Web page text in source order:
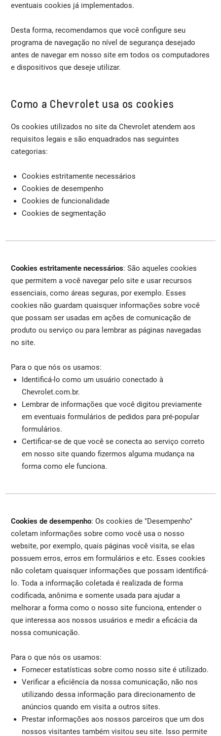
eventuais cookies já implementados.
Desta forma, recomendamos que você configure seu
programa de navegação no nível de segurança desejado
antes de navegar em nosso site em todos os computadores
e dispositivos que deseje utilizar.
Como a Chevrolet usa os cookies
Os cookies utilizados no site da Chevrolet atendem aos
requisitos legais e são enquadrados nas seguintes
categorias:
Cookies estritamente necessários
Cookies de desempenho
Cookies de funcionalidade
Cookies de segmentação
Cookies estritamente necessários: São aqueles cookies
que permitem a você navegar pelo site e usar recursos
essenciais, como áreas seguras, por exemplo. Esses
cookies não guardam quaisquer informações sobre você
que possam ser usadas em ações de comunicação de
produto ou serviço ou para lembrar as páginas navegadas
no site.
Para o que nós os usamos:
Identificá-lo como um usuário conectado à
Chevrolet.com.br.
Lembrar de informações que você digitou previamente
em eventuais formulários de pedidos para pré-popular
formulários.
Certificar-se de que você se conecta ao serviço correto
em nosso site quando fizermos alguma mudança na
forma como ele funciona.
Cookies de desempenho: Os cookies de "Desempenho"
coletam informações sobre como você usa o nosso
website, por exemplo, quais páginas você visita, se elas
possuem erros, erros em formulários e etc. Esses cookies
não coletam quaisquer informações que possam identificá-
lo. Toda a informação coletada é realizada de forma
codificada, anônima e somente usada para ajudar a
melhorar a forma como o nosso site funciona, entender o
que interessa aos nossos usuários e medir a eficácia da
nossa comunicação.
Para o que nós os usamos:
Fornecer estatísticas sobre como nosso site é utilizado.
Verificar a eficiência da nossa comunicação, não nos
utilizando dessa informação para direcionamento de
anúncios quando em visita a outros sites.
Prestar informações aos nossos parceiros que um dos
nossos visitantes também visitou seu site. Isso permite